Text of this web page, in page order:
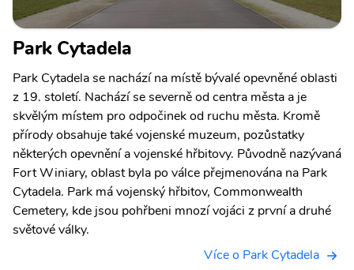
Park Cytadela
Park Cytadela se nachází na místě bývalé opevněné oblasti
z 19. století. Nachází se severně od centra města a je
skvělým místem pro odpočinek od ruchu města. Kromě
přírody obsahuje také vojenské muzeum, pozůstatky
některých opevnění a vojenské hřbitovy. Původně nazývaná
Fort Winiary, oblast byla po válce přejmenována na Park
Cytadela. Park má vojenský hřbitov, Commonwealth
Cemetery, kde jsou pohřbeni mnozí vojáci z první a druhé
světové války.
Více o Park Cytadela